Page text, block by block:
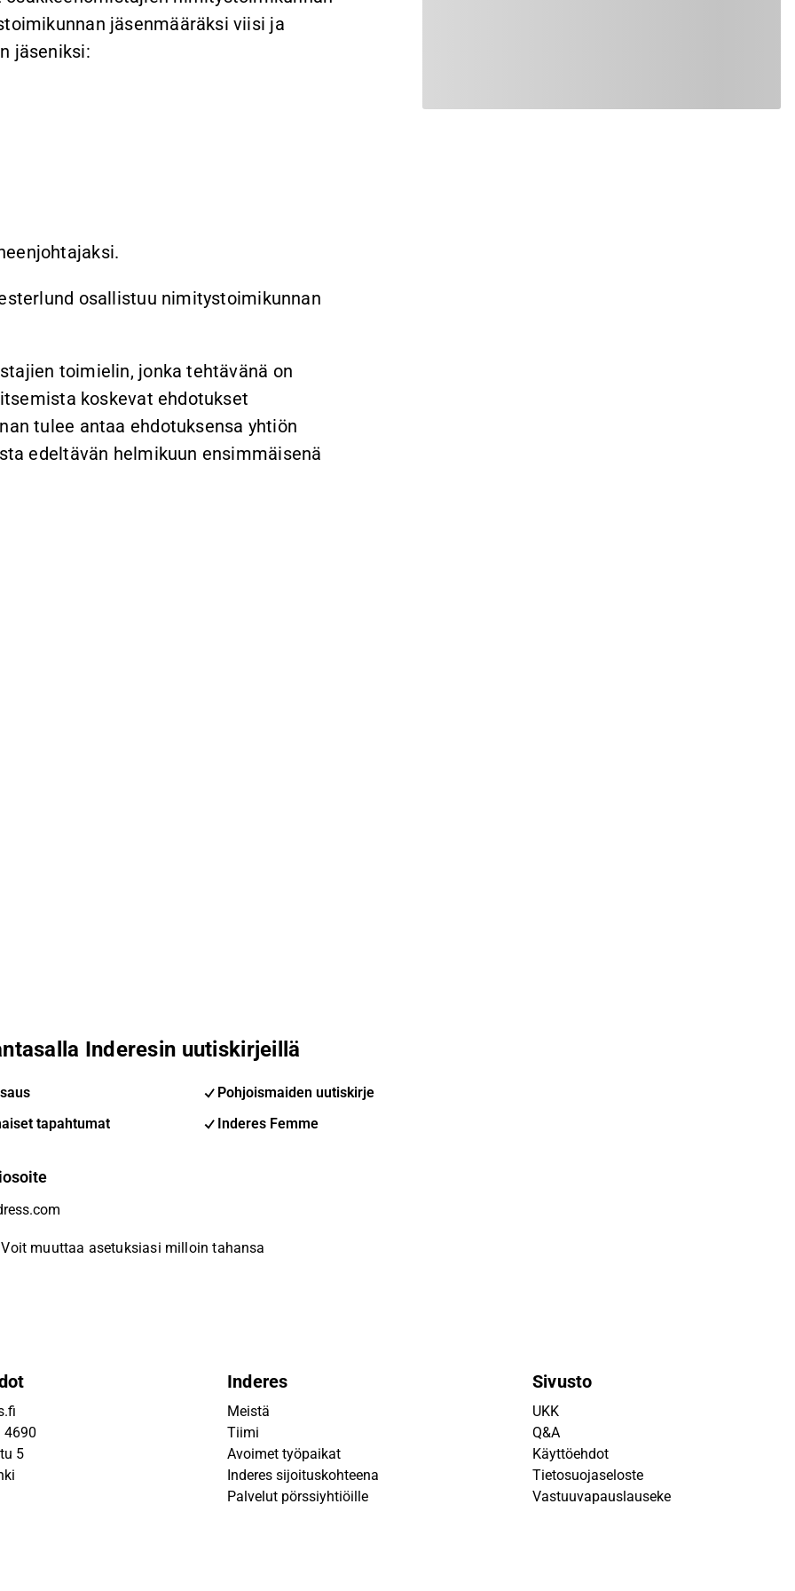
jäsenmääräksi viisi ja
jäseniksi:
osallistuu nimitystoimikunnan
toimielin, jonka tehtävänä on
koskevat ehdotukset
tulee antaa ehdotuksensa yhtiön
edeltävän helmikuun ensimmäisenä
Inderesin uutiskirjeillä
Pohjoismaiden uutiskirje
tapahtumat
Inderes Femme
Voit muuttaa asetuksiasi milloin tahansa
4690
5
Inderes
Meistä
Tiimi
Avoimet työpaikat
Inderes sijoituskohteena
Palvelut pörssiyhtiöille
Sivusto
UKK
Q&A
Käyttöehdot
Tietosuojaseloste
Vastuuvapauslauseke